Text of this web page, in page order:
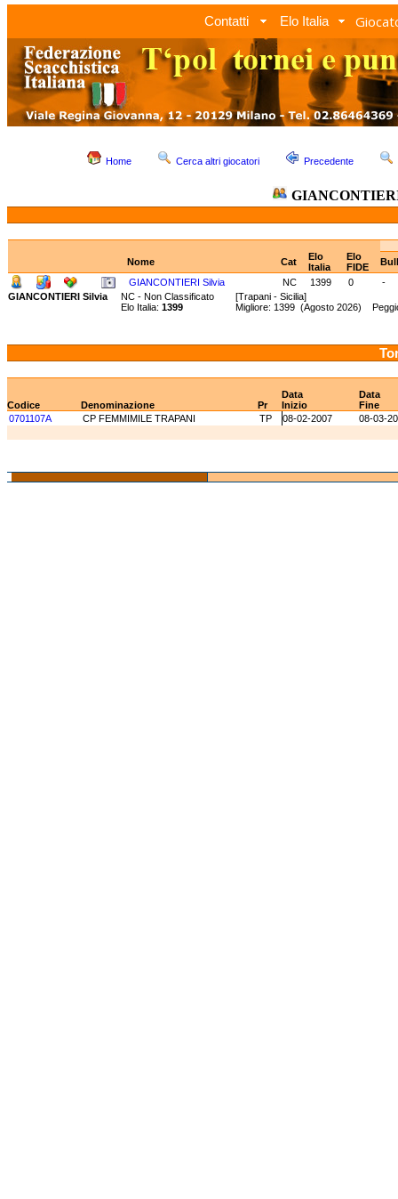
Contatti Elo Italia
Home Cerca altri giocatori Precedente
Nome Cat
Elo
Italia
Elo
FIDE
GIANCONTIERI Silvia
NC 1399 0
-
GIANCONTIERI Silvia
NC - Non Classificato [Trapani - Sicilia]
Elo Italia: 1399 Migliore: 1399 (Agosto 2026)
Data
Data
Codice
Denominazione Pr Inizio
Fine
0701107A
CP FEMMIMILE TRAPANI TP 08-02-2007 08-03-